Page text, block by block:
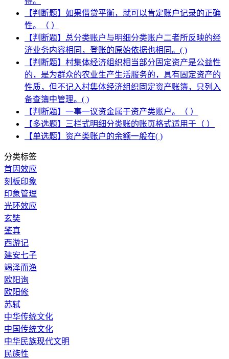
【判断题】如果借贷平衡，就可以肯定账户记录的正确
性。（ ）
【判断题】总分类账户与明细分类账户二者所反映的经
济业务内容相同，登账的原始依据也相同。( )
【判断题】村集体经济组织相当部分固定资产是公益性
的，是为群众的农业生产生活服务的，具有固定资产的
性质，但不记入村集体经济组织固定资产账簿，只列入
备查簿中管理。( )
【判断题】一事一议资金属于资产类账户。（ ）
【多选题】三栏式明细分类账的账页格式适用于（ ）
【单选题】资产类账户的余额一般在( )
分类标签
首因效应
刻板印象
印象管理
光环效应
玄奘
鉴真
西游记
建安七子
竭泽而渔
欧阳询
欧阳修
苏轼
中华传统文化
中国传统文化
中华民族现代文明
民族性